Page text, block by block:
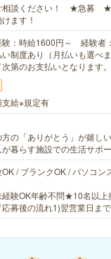
相談ください！ ★急募 ★
ます！
験：時給1600円～ 経験者
制度あり（月払いも選べ
第のお支払いとなります。
給※規定有
方の「ありがとう」が嬉し
暮らす施設での生活サポ
/ ブランクOK / パソコン
経験OK年齢不問★10名以
募後の流れ1)翌営業日ま